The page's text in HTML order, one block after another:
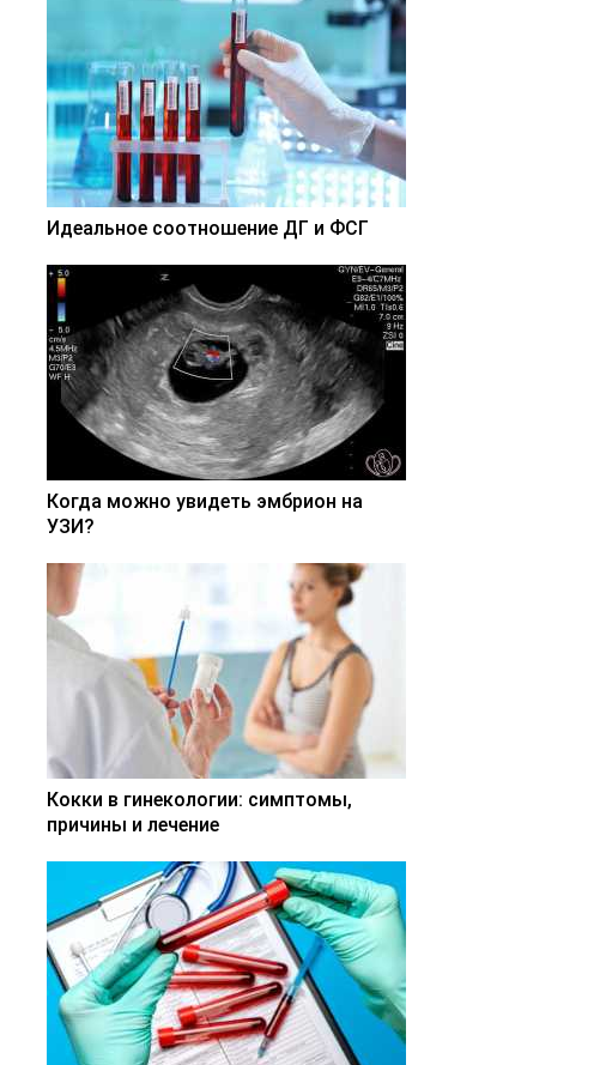
Идеальное соотношение ДГ и ФСГ
Когда можно увидеть эмбрион на
УЗИ?
Кокки в гинекологии: симптомы,
причины и лечение